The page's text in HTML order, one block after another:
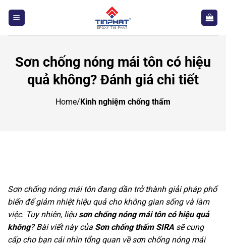
Sơn chống nóng mái tôn có hiệu
quả không? Đánh giá chi tiết
Home/ Kinh nghiệm chống thấm
Sơn chống nóng mái tôn đang dần trở thành giải pháp phổ
biến để giảm nhiệt hiệu quả cho không gian sống và làm
việc. Tuy nhiên, liệu sơn chống nóng mái tôn có hiệu quả
không? Bài viết này của Sơn chống thấm SIRA sẽ cung
cấp cho bạn cái nhìn tổng quan về sơn chống nóng mái